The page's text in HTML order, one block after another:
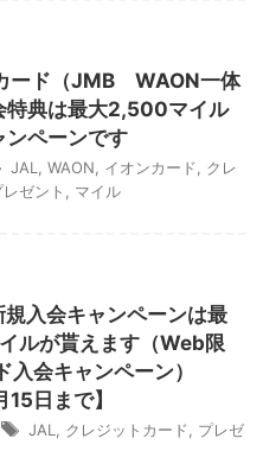
ード（JMB WAON一体
特典は最大2,500マイル
ンペーンです
JAL WAON イオンカード
クレ
レゼント マイル
入会キャンペーンは最
ルが貰えます（Web限
会キャンペーン）
15日まで】
JAL クレジットカード
プレゼ